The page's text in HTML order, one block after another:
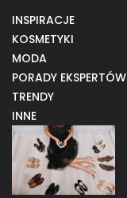
INSPIRACJE
KOSMETYKI
MODA
PORADY EKSPERTÓW
TRENDY
INNE